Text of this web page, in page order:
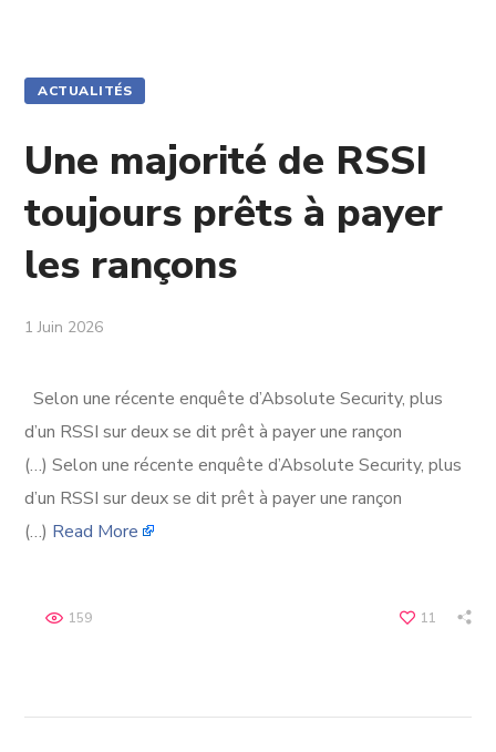
ACTUALITÉS
Une majorité de RSSI
toujours prêts à payer
les rançons
1 Juin 2026
Selon une récente enquête d’Absolute Security, plus
d’un RSSI sur deux se dit prêt à payer une rançon
(…) Selon une récente enquête d’Absolute Security, plus
d’un RSSI sur deux se dit prêt à payer une rançon
(…) Read More
11
159